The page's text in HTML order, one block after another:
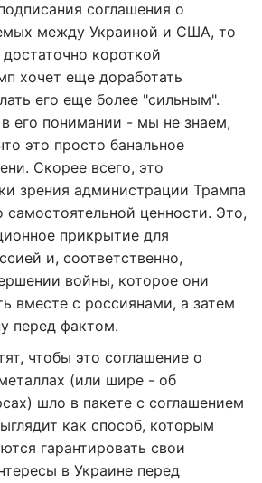
соглашения о
между Украиной и США, то
короткой
хочет еще доработать
его еще более "сильным".
его понимании - мы не знаем,
это просто банальное
Скорее всего, это
зрения администрации Трампа
самостоятельной ценности. Это,
прикрытие для
и, соответственно,
войны, которое они
вместе с россиянами, а затем
перед фактом.
чтобы это соглашение о
(или шире - об
шло в пакете с соглашением
как способ, которым
гарантировать свои
в Украине перед